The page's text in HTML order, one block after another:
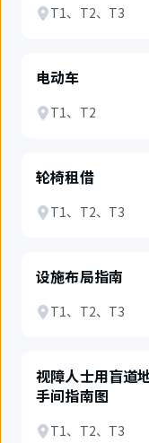
T1、T2、T3
电动车
T1、T2
轮椅租借
T1、T2、T3
设施布局指南
T1、T2、T3
视障人士用盲道
手间指南图
T1、T2、T3